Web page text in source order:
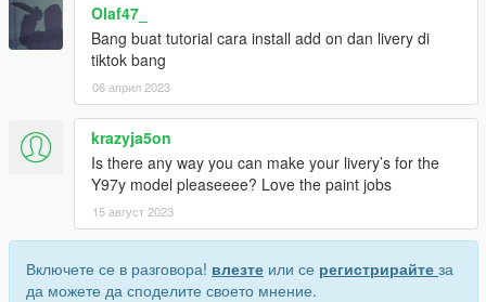
Olaf47_
Bang buat tutorial cara install add on dan livery di
tiktok bang
06 април 2023
krazyja5on
Is there any way you can make your livery’s for the
Y97y model pleaseeee? Love the paint jobs
15 август 2023
Включете се в разговора! влезте или се регистрирайте за
да можете да споделите своето мнение.